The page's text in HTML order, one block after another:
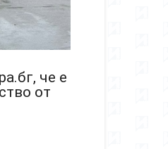
че е
от